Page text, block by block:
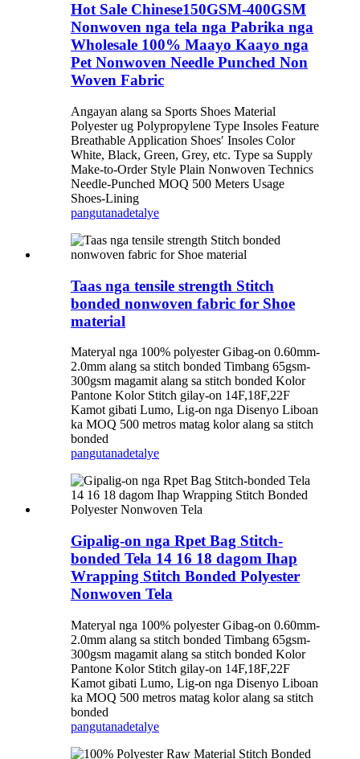
Hot Sale Chinese150GSM-400GSM
Nonwoven nga tela nga Pabrika nga
Wholesale 100% Maayo Kaayo nga
Pet Nonwoven Needle Punched Non
Woven Fabric
Angayan alang sa Sports Shoes Material
Polyester ug Polypropylene Type Insoles Feature
Breathable Application Shoes′ Insoles Color
White, Black, Green, Grey, etc. Type sa Supply
Make-to-Order Style Plain Nonwoven Technics
Needle-Punched MOQ 500 Meters Usage
Shoes-Lining
pangutanadetalye
Taas nga tensile strength Stitch
bonded nonwoven fabric for Shoe
material
Materyal nga 100% polyester Gibag-on 0.60mm-
2.0mm alang sa stitch bonded Timbang 65gsm-
300gsm magamit alang sa stitch bonded Kolor
Pantone Kolor Stitch gilay-on 14F,18F,22F
Kamot gibati Lumo, Lig-on nga Disenyo Liboan
ka MOQ 500 metros matag kolor alang sa stitch
bonded
pangutanadetalye
Gipalig-on nga Rpet Bag Stitch-
bonded Tela 14 16 18 dagom Ihap
Wrapping Stitch Bonded Polyester
Nonwoven Tela
Materyal nga 100% polyester Gibag-on 0.60mm-
2.0mm alang sa stitch bonded Timbang 65gsm-
300gsm magamit alang sa stitch bonded Kolor
Pantone Kolor Stitch gilay-on 14F,18F,22F
Kamot gibati Lumo, Lig-on nga Disenyo Liboan
ka MOQ 500 metros matag kolor alang sa stitch
bonded
pangutanadetalye